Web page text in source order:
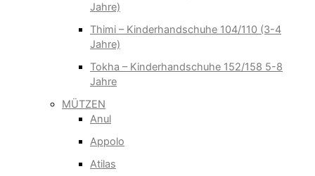
Jahre)
Thimi – Kinderhandschuhe 104/110 (3-4
Jahre)
Tokha – Kinderhandschuhe 152/158 5-8
Jahre
MÜTZEN
Anul
Appolo
Atilas